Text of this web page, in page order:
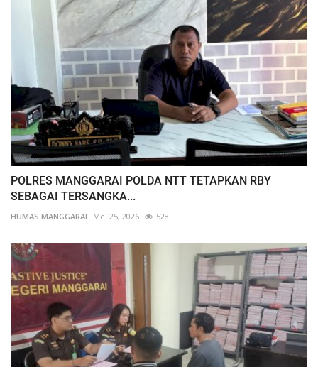
POLRES MANGGARAI POLDA NTT TETAPKAN RBY
SEBAGAI TERSANGKA...
HUMAS MANGGARAI Mei 25, 2026 528